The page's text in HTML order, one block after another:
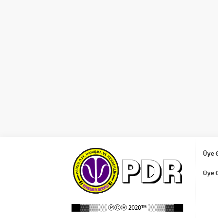
██▓▓▒▒░░ ⓅⒹⓇ 2020™ ░░▒▒▓▓██
Üye
Üye